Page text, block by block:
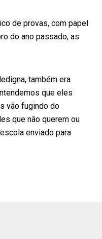
de provas, com papel
do ano passado, as
também era
que eles
vão fugindo do
que não querem ou
enviado para